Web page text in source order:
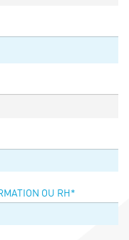
ON GREEN
OU RH *